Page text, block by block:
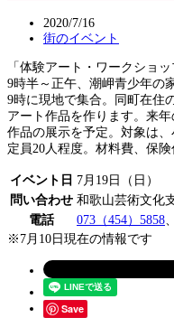
2020/7/16
街のイベント
「体験アート・ワークショ
9時半～正午、潮岬青少年の
9時に現地で集合。同町在住
アート作品を作ります。来年
作品の展示を予定。対象は
定員20人程度。材料費、保
イベント日 7月19日（日）
問い合わせ 和歌山芸術文化
電話
073（454）5858
※7月10日現在の情報です
Save